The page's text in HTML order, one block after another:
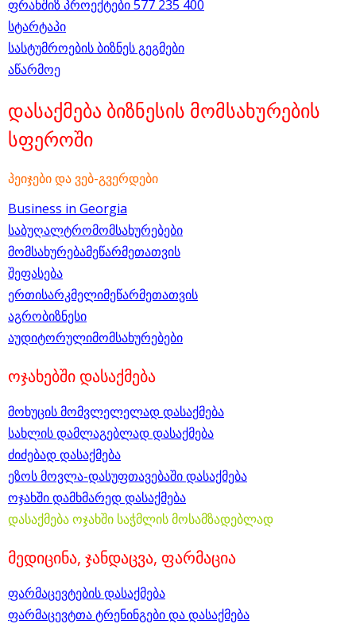
ფრანშიზ პროექტები 577 235 400
სტარტაპი
სასტუმროების ბიზნეს გეგმები
აწარმოე
დასაქმება ბიზნესის მომსახურების
სფეროში
პეიჯები და ვებ-გვერდები
Business in Georgia
საბუღალტრომომსახურებები
მომსახურებამეწარმეთათვის
შეფასება
ერთისარკმელიმეწარმეთათვის
აგრობიზნესი
აუდიტორულიმომსახურებები
ოჯახებში დასაქმება
მოხუცის მომვლელელად დასაქმება
სახლის დამლაგებლად დასაქმება
ძიძებად დასაქმება
ეზოს მოვლა-დასუფთავებაში დასაქმება
ოჯახში დამხმარედ დასაქმება
დასაქმება ოჯახში საჭმლის მოსამზადებლად
მედიცინა, ჯანდაცვა, ფარმაცია
ფარმაცევტების დასაქმება
ფარმაცევტთა ტრენინგები და დასაქმება